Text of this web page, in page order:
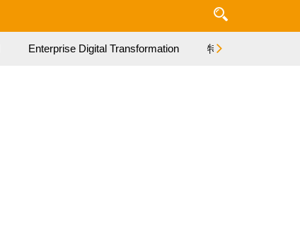
Enterprise Digital Transformation 特集